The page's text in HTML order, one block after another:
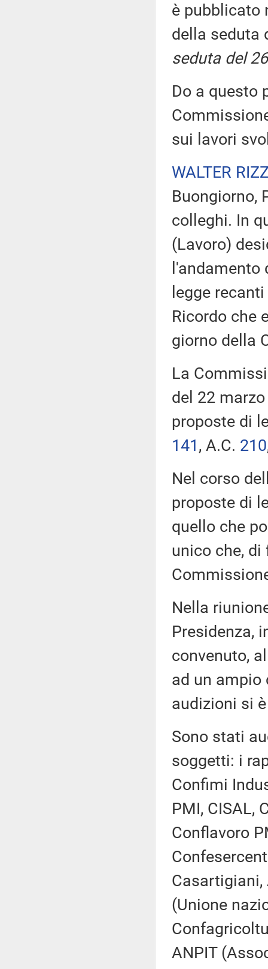
è pubblicato
della seduta
seduta del
Do a questo
sui lavori
WALTER
Buongiorno,
colleghi. In
(Lavoro)
legge
Ricordo che
giorno della
La
del 22
proposte di
141​, A.C. 210
Nel corso
proposte di
quello che
unico che,
Nella
Presidenza,
convenuto,
ad un
audizioni si
Sono stati
soggetti: i
Confimi
PMI, CISAL,
Conflavoro
Casartigiani,
(Unione
ANPIT